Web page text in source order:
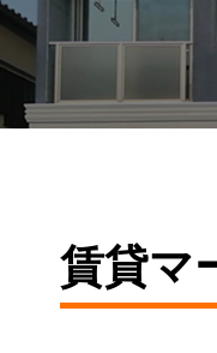
賃貸マ